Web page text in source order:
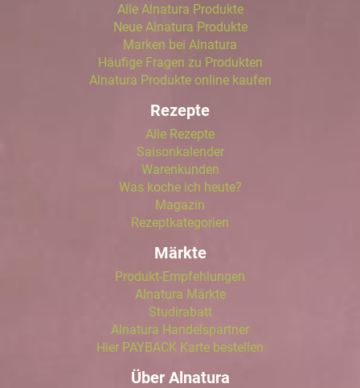
Alle Alnatura Produkte
Neue Alnatura Produkte
Marken bei Alnatura
Häufige Fragen zu Produkten
Alnatura Produkte online kaufen
Rezepte
Alle Rezepte
Saisonkalender
Warenkunden
Was koche ich heute?
Magazin
Rezeptkategorien
Märkte
Produkt-Empfehlungen
Alnatura Märkte
Studirabatt
Alnatura Handelspartner
Hier PAYBACK Karte bestellen
Über Alnatura